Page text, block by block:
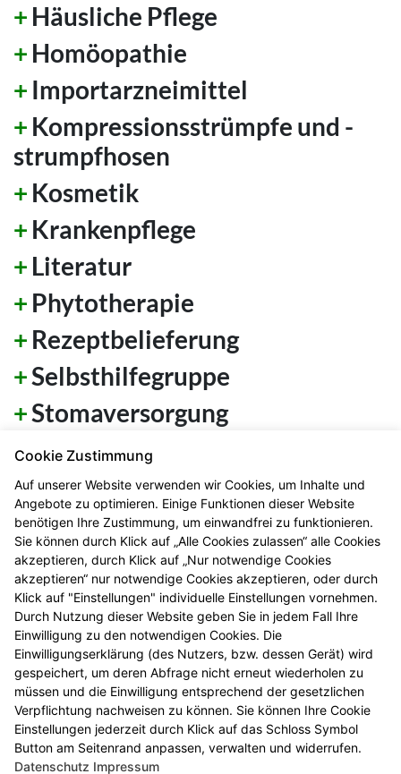
Häusliche Pflege
Homöopathie
Importarzneimittel
Kompressionsstrümpfe und -
strumpfhosen
Kosmetik
Krankenpflege
Literatur
Phytotherapie
Rezeptbelieferung
Selbsthilfegruppe
Stomaversorgung
Telefonservice
Tierarzneimittel
Umfüllservice
Verbandkasten, Haus- und
Reiseapotheke
Vorträge und Seminare
Warenlager
Wellness-Produkte
Wunden
Cookie Zustimmung
Auf unserer Website verwenden wir Cookies, um Inhalte und
Angebote zu optimieren. Einige Funktionen dieser Website
benötigen Ihre Zustimmung, um einwandfrei zu funktionieren.
Sie können durch Klick auf „Alle Cookies zulassen“ alle Cookies
akzeptieren, durch Klick auf „Nur notwendige Cookies
akzeptieren“ nur notwendige Cookies akzeptieren, oder durch
Klick auf "Einstellungen" individuelle Einstellungen vornehmen.
Durch Nutzung dieser Website geben Sie in jedem Fall Ihre
Einwilligung zu den notwendigen Cookies. Die
Einwilligungserklärung (des Nutzers, bzw. dessen Gerät) wird
gespeichert, um deren Abfrage nicht erneut wiederholen zu
müssen und die Einwilligung entsprechend der gesetzlichen
Verpflichtung nachweisen zu können. Sie können Ihre Cookie
Einstellungen jederzeit durch Klick auf das Schloss Symbol
Button am Seitenrand anpassen, verwalten und widerrufen.
Datenschutz Impressum